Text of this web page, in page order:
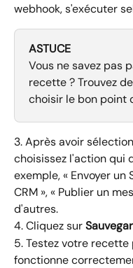
webhook, s'exécuter
ASTUCE
Vous ne savez pas
recette ? Trouvez
choisir le bon point
3. Après avoir
choisissez l'action qui
exemple, « Envoyer un
CRM », « Publier un
d'autres.
4. Cliquez sur
5. Testez votre
fonctionne